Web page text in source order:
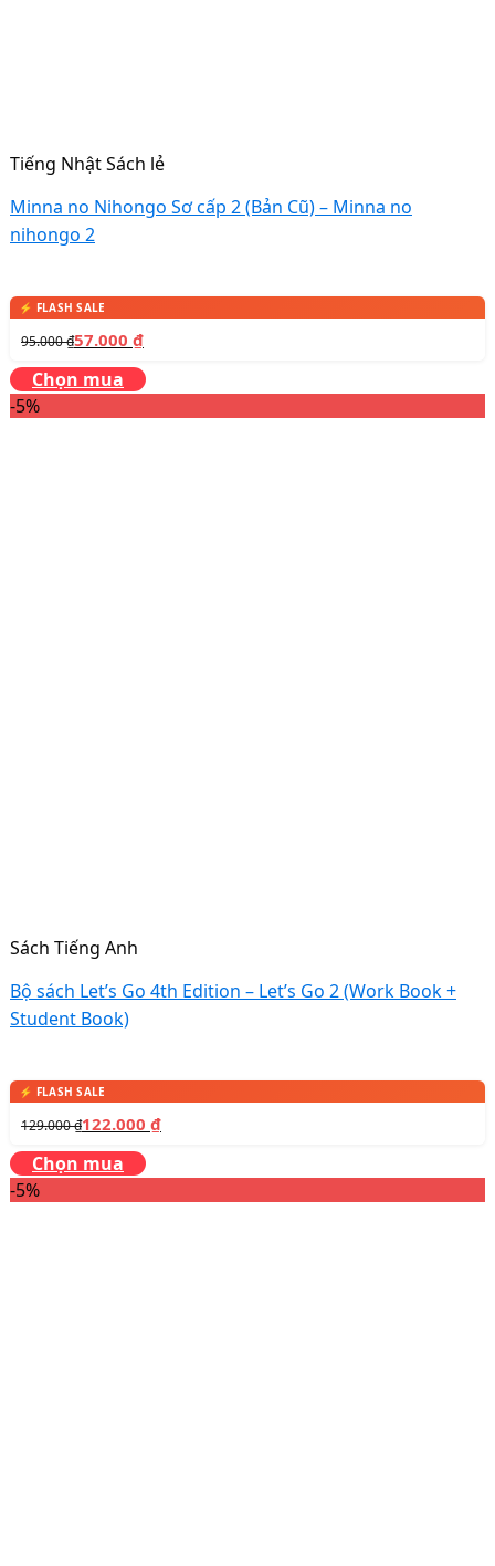
Tiếng Nhật Sách lẻ
Minna no Nihongo Sơ cấp 2 (Bản Cũ) – Minna no
nihongo 2
95.000₫57.000 ₫
Chọn mua
-5%
Sách Tiếng Anh
Bộ sách Let’s Go 4th Edition – Let’s Go 2 (Work Book +
Student Book)
129.000₫122.000 ₫
Chọn mua
-5%